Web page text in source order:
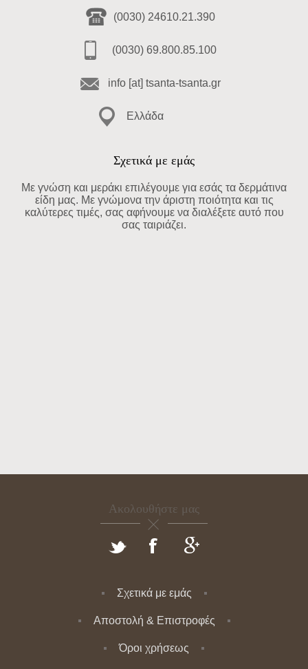
(0030) 24610.21.390
(0030) 69.800.85.100
info [at] tsanta-tsanta.gr
Ελλάδα
Σχετικά με εμάς
Με γνώση και μεράκι επιλέγουμε για εσάς τα δερμάτινα
είδη μας. Με γνώμονα την άριστη ποιότητα και τις
καλύτερες τιμές, σας αφήνουμε να διαλέξετε αυτό που
σας ταιριάζει.
Ακολουθήστε μας
Σχετικά με εμάς
Αποστολή & Επιστροφές
Όροι χρήσεως